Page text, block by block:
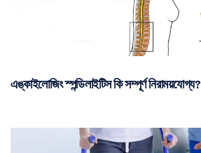
এঙ্কাইলোজিং স্পন্ডিলাইটিস কি সম্পূর্ণ নিরাময়যোগ্য?